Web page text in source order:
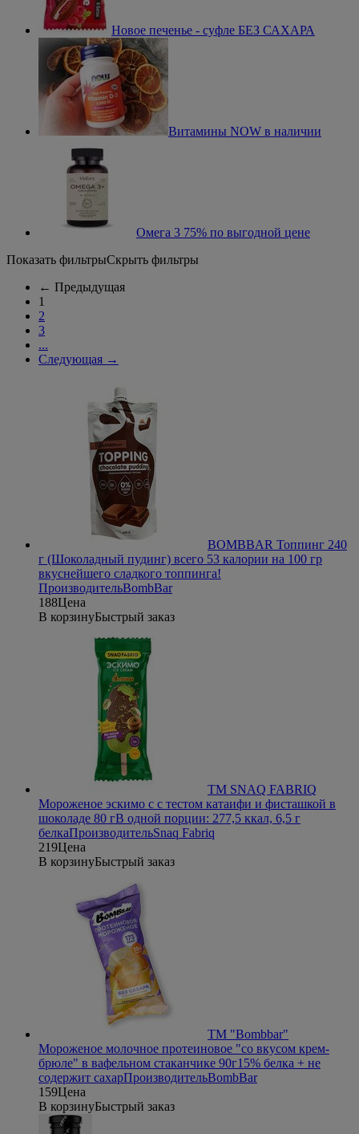
Новое печенье - суфле БЕЗ САХАРА
Витамины NOW в наличии
Омега 3 75% по выгодной цене
Показать фильтрыСкрыть фильтры
← Предыдущая
1
2
3
...
Следующая →
BOMBBAR Топпинг 240
г (Шоколадный пудинг) всего 53 калории на 100 гр
вкуснейшего сладкого топпинга!
ПроизводительBombBar
188Цена
В корзинуБыстрый заказ
ТМ SNAQ FABRIQ
Мороженое эскимо с с тестом катаифи и фисташкой в
шоколаде 80 гВ одной порции: 277,5 ккал, 6,5 г
белкаПроизводительSnaq Fabriq
219Цена
В корзинуБыстрый заказ
ТМ "Bombbar"
Мороженое молочное протеиновое "со вкусом крем-
брюле" в вафельном стаканчике 90г15% белка + не
содержит сахарПроизводительBombBar
159Цена
В корзинуБыстрый заказ